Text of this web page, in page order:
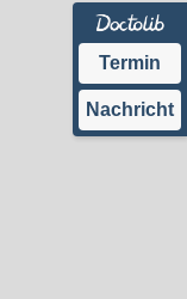
Termin
Nachricht